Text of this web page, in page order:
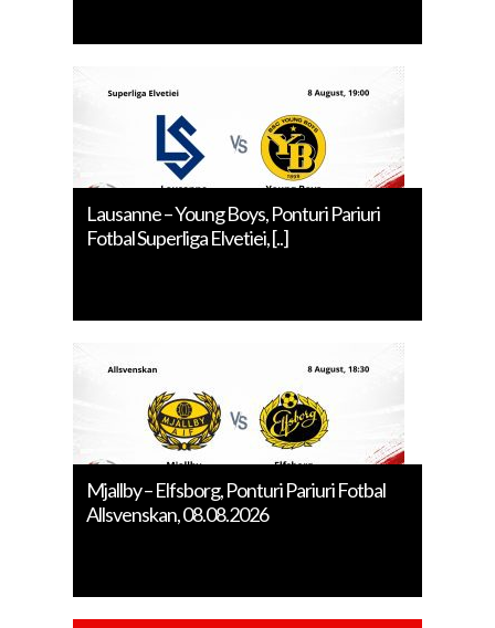
Lausanne – Young Boys, Ponturi Pariuri
Fotbal Superliga Elvetiei, [..]
Mjallby – Elfsborg, Ponturi Pariuri Fotbal
Allsvenskan, 08.08.2026